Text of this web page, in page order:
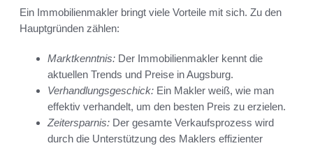
Ein Immobilienmakler bringt viele Vorteile mit sich. Zu den
Hauptgründen zählen:
Marktkenntnis: Der Immobilienmakler kennt die
aktuellen Trends und Preise in Augsburg.
Verhandlungsgeschick: Ein Makler weiß, wie man
effektiv verhandelt, um den besten Preis zu erzielen.
Zeitersparnis: Der gesamte Verkaufsprozess wird
durch die Unterstützung des Maklers effizienter